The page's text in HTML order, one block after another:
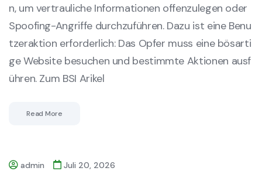
n, um vertrauliche Informationen offenzulegen oder
Spoofing-Angriffe durchzuführen. Dazu ist eine Benu
tzeraktion erforderlich: Das Opfer muss eine bösarti
ge Website besuchen und bestimmte Aktionen ausf
ühren. Zum BSI Arikel
Read More
admin Juli 20, 2026